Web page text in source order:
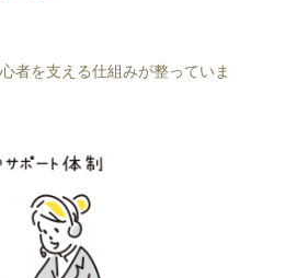
者を支える仕組みが整っていま